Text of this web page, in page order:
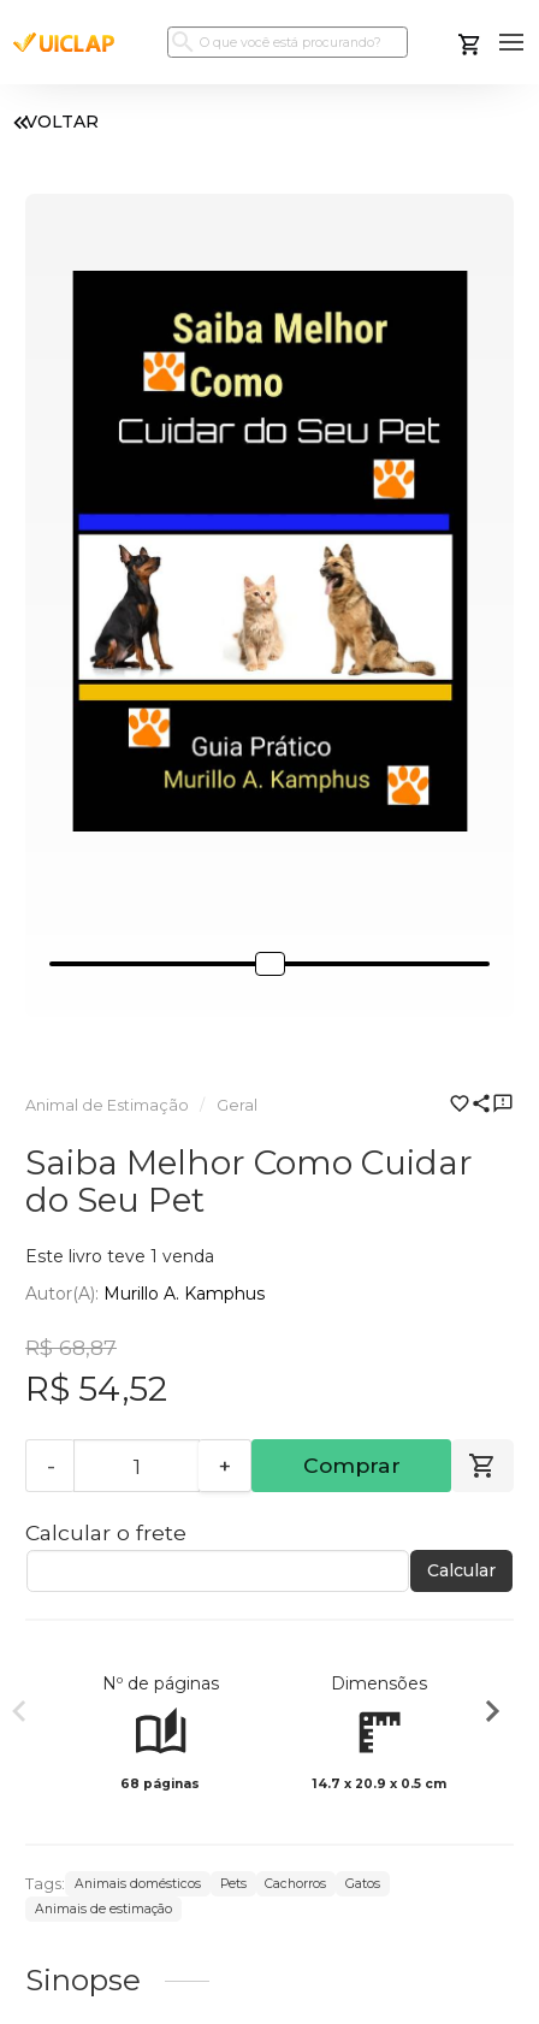
VOLTAR
Animal de Estimação Geral
Saiba Melhor Como Cuidar
do Seu Pet
Este livro teve 1 venda
Autor(a): Murillo A. Kamphus
R$ 68,87
R$ 54,52
- + Comprar
Calcular o frete
Calcular
Nº de páginas
68 páginas
Dimensões
14.7 x 20.9 x 0.5 cm
Tags: Animais domésticos Pets Cachorros
Gatos
Animais de estimação
Sinopse